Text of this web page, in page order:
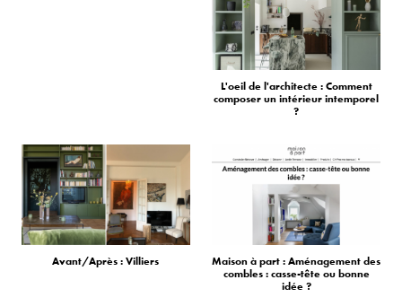
L'oeil de l'architecte : Comment
composer un intérieur intemporel
?
Avant/Après : Villiers
Maison à part : Aménagement des
combles : casse-tête ou bonne
idée ?